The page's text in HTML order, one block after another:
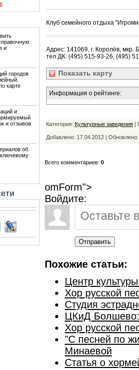
и
городов
карте
и
и отзывов
об
ключевому
Клуб семейного отдыха
Адрес: 141069, г. Королёв, мкр.
тел ДК: (495) 515-93-26, (495)
Показать карту
Информация о рейтинге:
Категория: Культурные заведения |
Добавлено: 17.04.2012 |
Всего комментариев: 0
omForm">
Войдите:
Отправить
Похожие статьи:
Центр
Хор русской
Студия
ЦКиД
Хор русской
"С песней по
Минаевой
Статья о